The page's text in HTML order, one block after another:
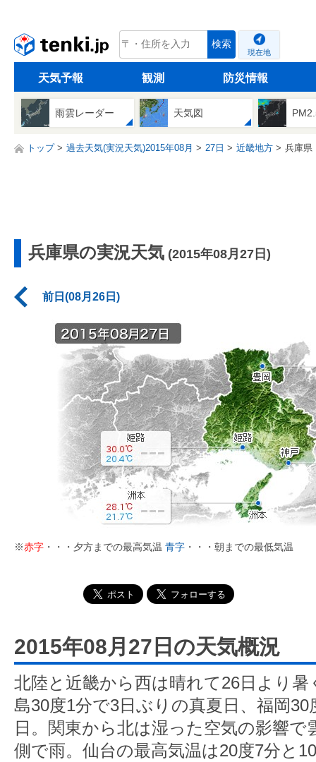
tenki.jp 検索
現在地
天気予報 観測 防災情報
雨雲レーダー 天気図
トップ 過去天気(実況天気)2015年08月 27日 近畿地方 兵庫県
兵庫県の実況天気 (2015年08月27日)
前日(08月26日)
※赤字 ・・・夕方までの最高気温 青字 ・・・朝までの最低気温
2015年08月27日の天気概況
北陸と近畿から西は晴れて26日より
島30度1分で3日ぶりの真夏日、福岡
日。関東から北は湿った空気の影響で
側で雨。仙台の最高気温は20度7分と